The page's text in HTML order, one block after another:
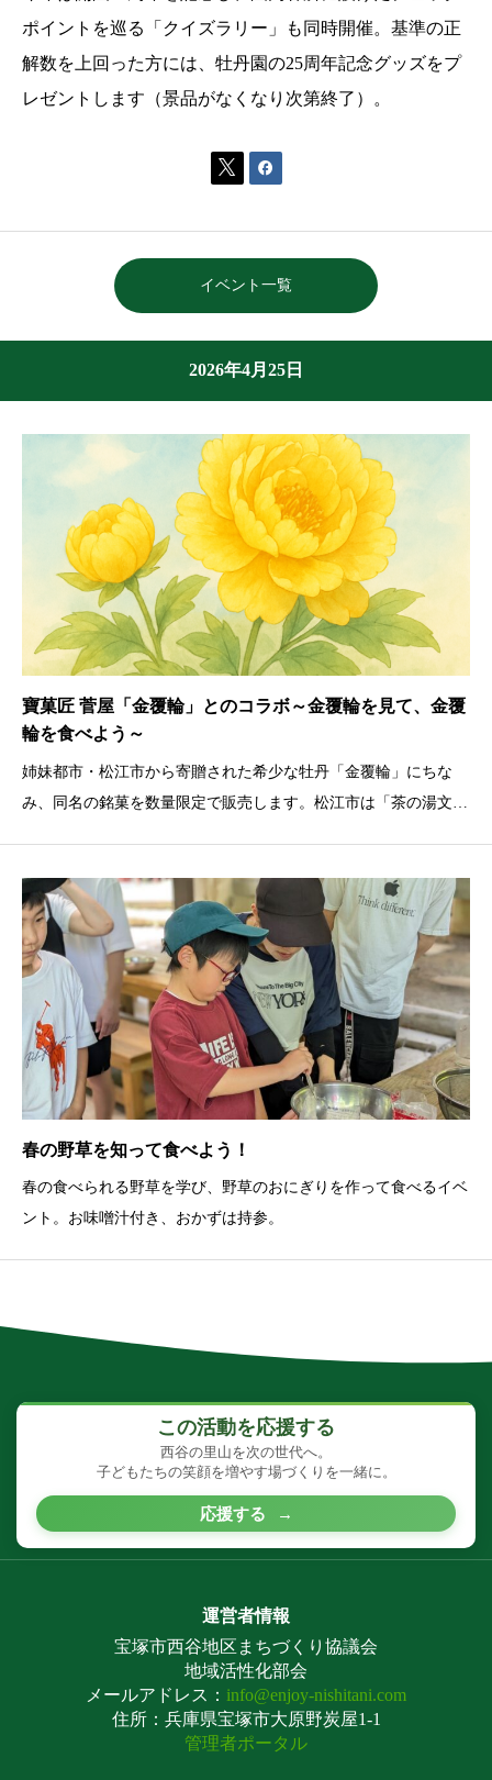
ポイントを巡る「クイズラリー」も同時開催。基準の正
解数を上回った方には、牡丹園の25周年記念グッズをプ
レゼントします（景品がなくなり次第終了）。
 
イベント一覧
2026年4月25日
寶菓匠 菅屋「金覆輪」とのコラボ～金覆輪を見て、金覆
輪を食べよう～
姉妹都市・松江市から寄贈された希少な牡丹「金覆輪」にちな
み、同名の銘菓を数量限定で販売します。松江市は「茶の湯文
ューも準備予定です。
春の野草を知って食べよう！
春の食べられる野草を学び、野草のおにぎりを作って食べるイベ
ント。お味噌汁付き、おかずは持参。
この活動を応援する
西谷の里山を次の世代へ。
子どもたちの笑顔を増やす場づくりを一緒に。
応援する →
運営者情報
宝塚市西谷地区まちづくり協議会
地域活性化部会
メールアドレス： info@enjoy-nishitani.com
住所：兵庫県宝塚市大原野炭屋1-1
管理者ポータル